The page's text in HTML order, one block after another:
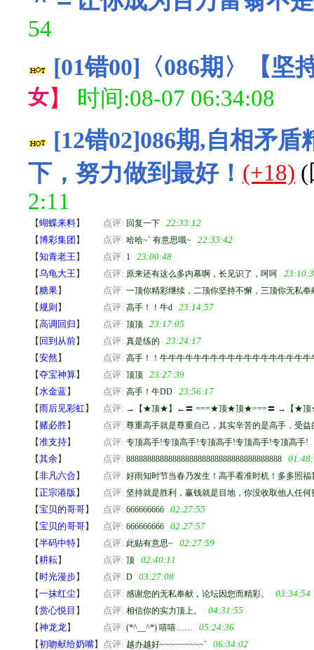
54
[01错00]〈086期〉【坚
女】 时间:08-07 06:34:08
[12错02]086期,自相矛
下，努力做到最好！ (+18) (
2:11
【蝴蝶来料】 点评: 回复一下
22:33:12
【博彩集团 】 点评: 哈哈~` 有意思哦~
22:33:42
【知青老王 】 点评: 1
23:00:48
【乌龟大王 】 点评: 原来还有这么多内幕啊，长见识了，呵呵
【糖果】 点评: 一顶你精彩继续，二顶你坚持不懈，三顶你无私
【规则 】 点评: 高手！！牛d
23:14:57
【高调回归 】 点评: 顶顶
23:17:05
【 回到从前】 点评: 真是练的
23:24:17
【安然】 点评: 高手！！牛牛牛牛牛牛牛牛牛牛牛牛牛牛牛牛牛牛
【夺宝神算】 点评: 顶顶
23:27:39
【水金蓝】 点评: 高手！牛DD
23:56:17
【雨后见彩虹】 点评: →【★顶★】←〓 ===★顶★顶★===〓 →【★
【 赌必胜】 点评: 尊重高手就是尊重自己，其实辛苦的是高手，受
【准支持】 点评: 专顶高手!专顶高手!专顶高手!专顶高手!专顶高手!
【其余】 点评: 8888888888888888888888888888888888888
【非凡六合】 点评: 好雨知时节当春乃发生！高手看准时机！多多照
【正宗港版 】 点评: 坚持就是胜利，赢钱就是目地，你没收取他人任
【宝贝的哥哥】 点评: 666666666
02:27:55
【宝贝的哥哥】 点评: 666666666
02:27:57
【半码中特】 点评: 此贴有意思~
02:27:59
【耕耘】 点评: 顶
02:40:11
【 时光漫步】 点评: D
03:27:08
【一抹红尘 】 点评: 感谢您的无私奉献，论坛因您而精彩。
03:34:54
【赏心悦目 】 点评: 相信你的实力顶上。
04:31:55
【神龙龙 】 点评: (*^__^*) 嘻嘻……
05:24:36
【初吻献给奶嘴】 点评: 越办越好~~~~~~~~~` 06:34:02